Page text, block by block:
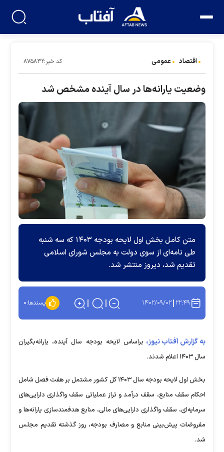
اقتصاد عمومی کد خبر:۸۷۵۸۳۲
وضعیت یارانه‌ها در سال آینده مشخص شد
متن کامل بخش اول لایحه بودجه ۱۴۰۳ که سه شنبه
طی نامه‌ای از سوی دولت به مجلس شورای اسلامی
تقدیم شد، دیروز منتشر شد.
۲۲:۴۹ ۱۴۰۲/۰۹/۰۲ پسندها:۰
به گزارش آفتاب نیوز، براساس لایحه بودجه سال آینده، یارانه‌بگیران
سال ۱۴۰۳ اعلام شدند.
بخش اول لایحه بودجه سال ۱۴۰۳ کل کشور مشتمل بر هفت فصل شامل
احکام سقف منابع، سقف درآمد و تراز عملیاتی سقف واگذاری دارایی‌های
سرمایه‌ای، سقف واگذاری دارایی‌های مالی، منابع هدفمندسازی یارانه‌ها و
مفروضات پیش‌بینی منابع و مصارف بودجه، روز گذشته تقدیم مجلس
شد.